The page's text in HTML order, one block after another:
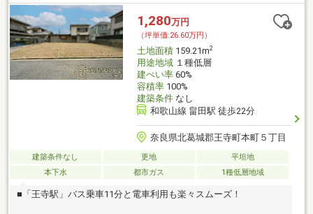
1,280万円
（坪単価:26.60万円）
土地面積159.21m2
用途地域１種低層
建ぺい率60%
容積率100%
建築条件なし
和歌山線 畠田駅 徒歩22分
奈良県北葛城郡王寺町本町５丁目
建築条件なし 更地
平坦地
本下水
都市ガス 1種低層地域
■「王寺駅」バス乗車11分と電車利用も楽々スムーズ！